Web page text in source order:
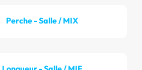
Perche - Salle / MIX